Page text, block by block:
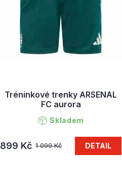
Tréninkové trenky ARSENAL
FC aurora
Skladem
1 099 Kč
899 Kč DETAIL